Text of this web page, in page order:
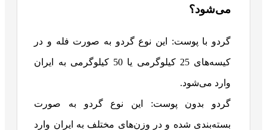
می‌شود؟
گردو با پوست: این نوع گردو به صورت فله و در
کیسه‌های 25 کیلوگرمی یا 50 کیلوگرمی به ایران
وارد می‌شود.
گردو بدون پوست: این نوع گردو به صورت
بسته‌بندی شده و در وزن‌های مختلف به ایران وارد